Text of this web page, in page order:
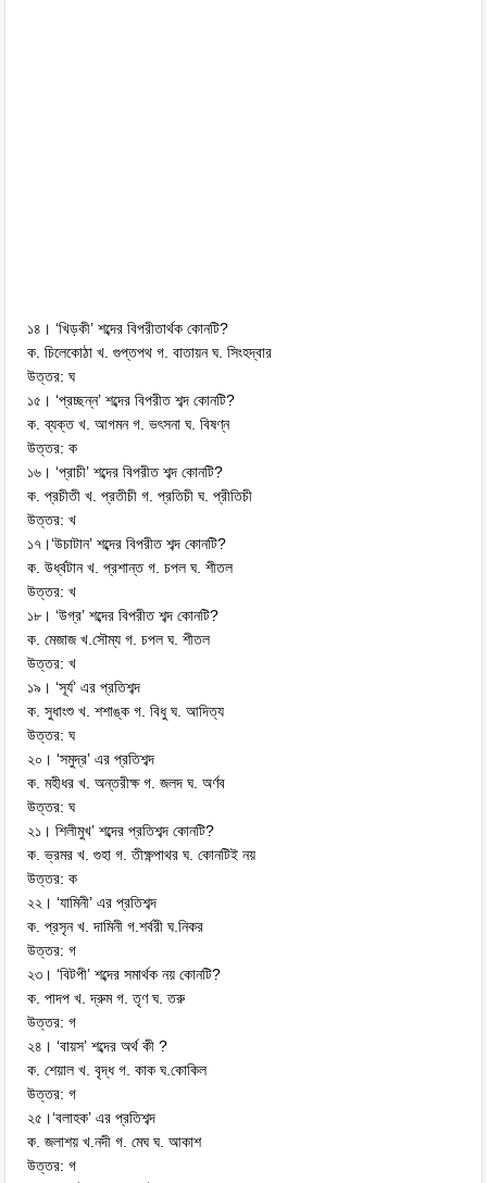
১৪। ‘খিড়কী’ শব্দের বিপরীতার্থক কোনটি?
ক. চিলেকোঠা খ. গুপ্তপথ গ. বাতায়ন ঘ. সিংহদ্বার
উত্তর: ঘ
১৫। ‘প্রচ্ছন্ন’ শব্দের বিপরীত শব্দ কোনটি?
ক. ব্যক্ত খ. আগমন গ. ভৎসনা ঘ. বিষণ্ন
উত্তর: ক
১৬। ‘প্রাচী’ শব্দের বিপরীত শব্দ কোনটি?
ক. প্রচীতী খ. প্রতীচী গ. প্রতিচী ঘ. প্রীতিচী
উত্তর: খ
১৭।‘উচাটান’ শব্দের বিপরীত শব্দ কোনটি?
ক. উর্ধ্বটান খ. প্রশান্ত গ. চপল ঘ. শীতল
উত্তর: খ
১৮। ‘উগ্র’ শব্দের বিপরীত শব্দ কোনটি?
ক. মেজাজ খ.সৌম্য গ. চপল ঘ. শীতল
উত্তর: খ
১৯। ‘সূর্য’ এর প্রতিশব্দ
ক. সুধাংশু খ. শশাঙ্ক গ. বিধু ঘ. আদিত্য
উত্তর: ঘ
২০। ‘সমুদ্র’ এর প্রতিশব্দ
ক. মহীধর খ. অন্তরীক্ষ গ. জলদ ঘ. অর্ণব
উত্তর: ঘ
২১। শিলীমুখ’ শব্দের প্রতিশব্দ কোনটি?
ক. ভ্রমর খ. গুহা গ. তীক্ষ্ণপাথর ঘ. কোনটিই নয়
উত্তর: ক
২২। ‘যামিনী’ এর প্রতিশব্দ
ক. প্রসৃন খ. দামিনী গ.শর্বরী ঘ.নিকর
উত্তর: গ
২৩। ‘বিটপী’ শব্দের সমার্থক নয় কোনটি?
ক. পাদপ খ. দ্রুম গ. তৃণ ঘ. তরু
উত্তর: গ
২৪। ‘বায়স’ শব্দের অর্থ কী ?
ক. শেয়াল খ. বৃদ্ধ গ. কাক ঘ.কোকিল
উত্তর: গ
২৫।‘বলাহক’ এর প্রতিশব্দ
ক. জলাশয় খ.নদী গ. মেঘ ঘ. আকাশ
উত্তর: গ